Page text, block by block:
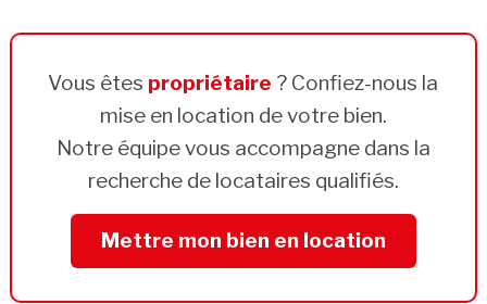
Vous êtes propriétaire ? Confiez-nous la
mise en location de votre bien.
Notre équipe vous accompagne dans la
recherche de locataires qualifiés.
Mettre mon bien en location